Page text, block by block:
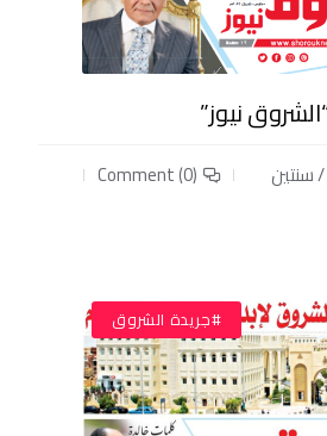
Comment (0)
#جريدة الشروق